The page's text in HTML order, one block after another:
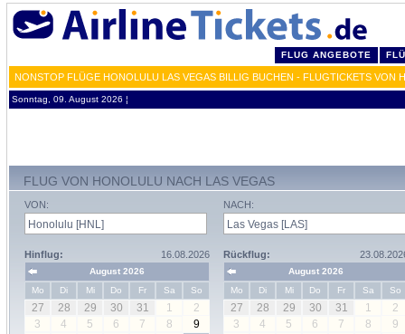
FLUG ANGEBOTE
NONSTOP FLÜGE HONOLULU LAS VEGAS BILLIG BUCHEN - FLUGTICKETS VON
Sonntag, 09. August 2026 ¦
FLUG VON HONOLULU NACH LAS VEGAS
VON:
Hinflug: 16.08.2026
August 2026
Mo
Di Mi Do Fr Sa So
27 28 29 30 31 1
2
3
4 5 6 7 8
9
NACH:
Rückflug:
August 2026
Mo
Di Mi Do Fr Sa So
27 28 29 30 31 1
2
3
4 5 6 7 8
9